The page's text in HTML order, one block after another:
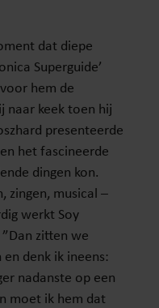
dat diepe
Superguide’
hem de
naar keek toen hij
presenteerde
het fascineerde
dingen kon.
zingen, musical –
werkt Soy
zitten we
denk ik ineens:
nadanste op een
moet ik hem dat